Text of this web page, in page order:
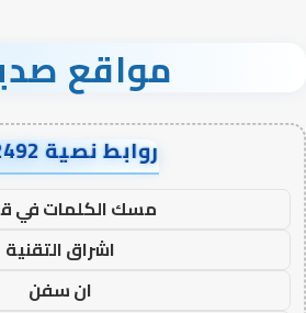
مواقع
روابط نصية AA2492
مسك الكلمات في
اشراق التقنية
ان سفن